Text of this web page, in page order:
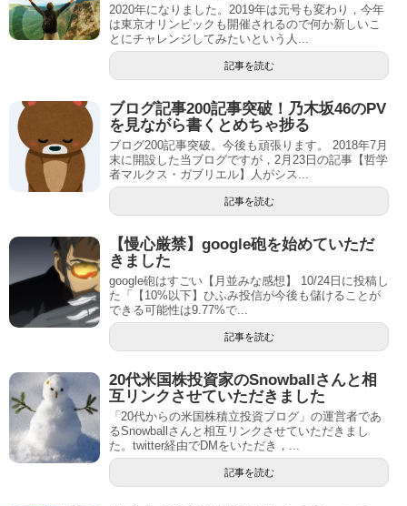
2020年になりました。2019年は元号も変わり，今年
は東京オリンピックも開催されるので何か新しいこ
とにチャレンジしてみたいという人...
記事を読む
ブログ記事200記事突破！乃木坂46のPV
を見ながら書くとめちゃ捗る
ブログ200記事突破。今後も頑張ります。 2018年7月
末に開設した当ブログですが，2月23日の記事【哲学
者マルクス・ガブリエル】人がシス...
記事を読む
【慢心厳禁】google砲を始めていただ
きました
google砲はすごい【月並みな感想】 10/24日に投稿し
た「【10%以下】ひふみ投信が今後も儲けることが
できる可能性は9.77%で...
記事を読む
20代米国株投資家のSnowballさんと相
互リンクさせていただきました
「20代からの米国株積立投資ブログ」の運営者であ
るSnowballさんと相互リンクさせていただきまし
た。twitter経由でDMをいただき，...
記事を読む